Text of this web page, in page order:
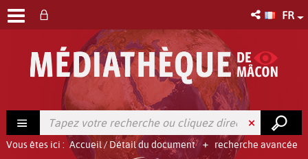
FR
recherche avancée
Vous êtes ici : Accueil/ Détail du document